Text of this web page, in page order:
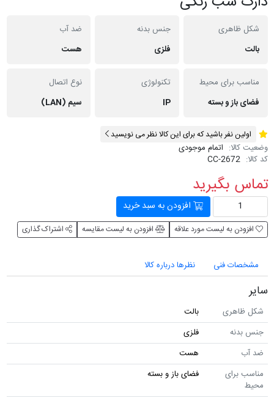
شکل ظاهری
بالت
جنس بدنه
فلزی
ضد آب
هست
مناسب برای محیط
فضای باز و بسته
تکنولوژی
IP
نوع اتصال
سیم (LAN)
اولین نفر باشید که برای این کالا نظر می نویسید
وضعیت کالا: اتمام موجودی
کد کالا: CC-2672
تماس بگیرید
افزودن به سبد خرید
افزودن به لیست مورد علاقه افزودن به لیست مقایسه اشتراک گذاری
مشخصات فنی نظرها درباره کالا
سایر
شکل ظاهری
بالت
جنس بدنه
فلزی
ضد آب
هست
مناسب برای
محیط
فضای باز و بسته